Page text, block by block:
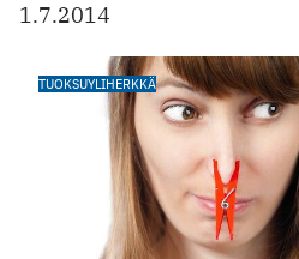
1.7.2014
TUOKSUYLIHERKKÄ